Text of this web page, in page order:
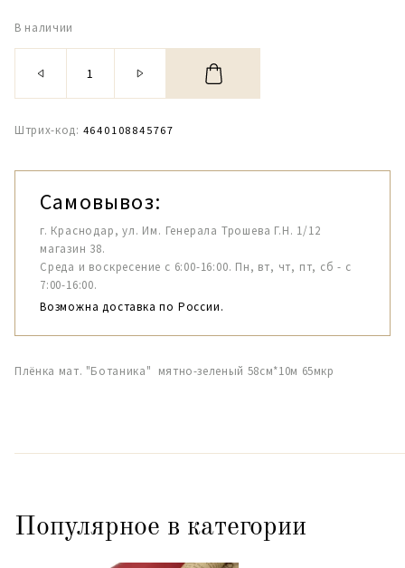
В наличии
Штрих-код: 4640108845767
Самовывоз:
г. Краснодар, ул. Им. Генерала Трошева Г.Н. 1/12
магазин 38.
Среда и воскресение с 6:00-16:00. Пн, вт, чт, пт, сб - с
7:00-16:00.
Возможна доставка по России.
Плёнка мат. "Ботаника" мятно-зеленый 58см*10м 65мкр
Популярное в категории